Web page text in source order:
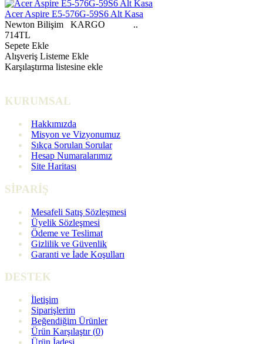
Acer Aspire E5-576G-59S6 Alt Kasa
Newton Bilişim KARGO ..
714TL
Sepete Ekle
Alışveriş Listeme Ekle
Karşılaştırma listesine ekle
KURUMSAL
Hakkımızda
Misyon ve Vizyonumuz
Sıkça Sorulan Sorular
Hesap Numaralarımız
Site Haritası
SİPARİŞ
Mesafeli Satış Sözleşmesi
Üyelik Sözleşmesi
Ödeme ve Teslimat
Gizlilik ve Güvenlik
Garanti ve İade Koşulları
DESTEK
İletişim
Siparişlerim
Beğendiğim Ürünler
Ürün Karşılaştır (0)
Ürün İadesi